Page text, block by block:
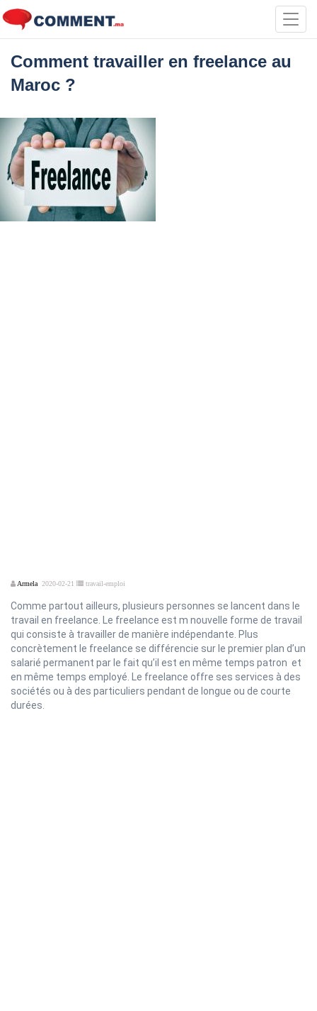
Comment travailler en freelance au
Maroc ?
Armela 2020-02-21 travail-emploi
Comme partout ailleurs, plusieurs personnes se lancent dans le
travail en freelance. Le freelance est m nouvelle forme de travail
qui consiste à travailler de manière indépendante. Plus
concrètement le freelance se différencie sur le premier plan d’un
salarié permanent par le fait qu’il est en même temps patron et
en même temps employé. Le freelance offre ses services à des
sociétés ou à des particuliers pendant de longue ou de courte
durées.